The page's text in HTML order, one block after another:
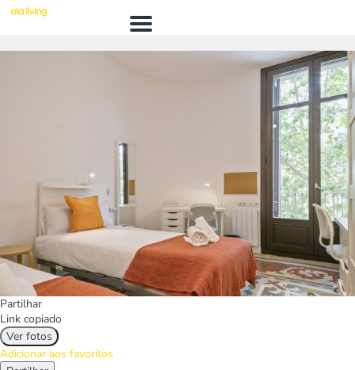
Menú
Partilhar
Link copiado
Ver fotos
Adicionar aos favoritos